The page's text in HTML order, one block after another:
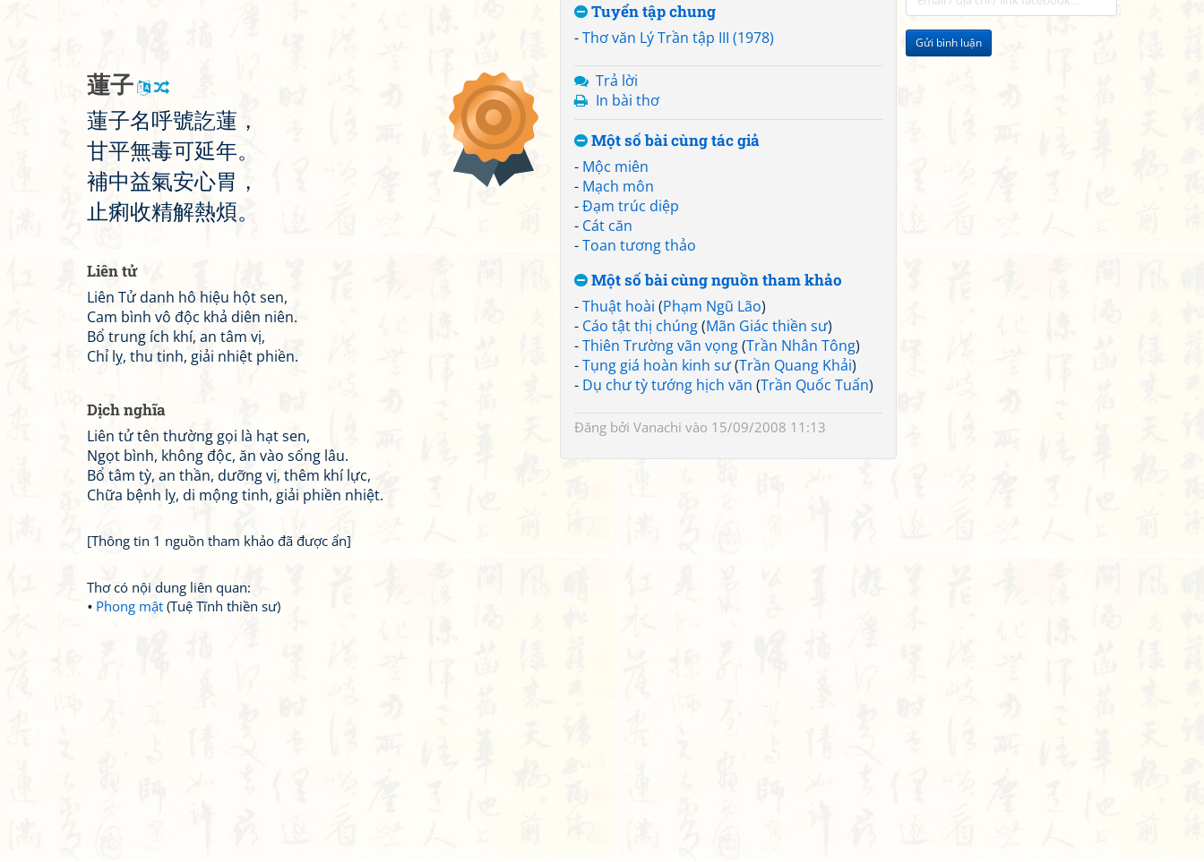
Gửi bình luận
Tuyển tập chung
-Thơ văn Lý Trần tập III (1978)
Trả lời
In bài thơ
Một số bài cùng tác giả
- Mộc miên
- Mạch môn
-Đạm trúc diệp
- Cát căn
-Toan tương thảo
Một số bài cùng nguồn tham khảo
-Thuật hoài (Phạm Ngũ Lão)
- Cáo tật thị chúng(Mãn Giác thiền sư)
-Thiên Trường vãn vọng(Trần Nhân Tông)
-Tụng giá hoàn kinh sư(Trần Quang Khải)
- Dụ chư tỳ tướng hịch văn (Trần Quốc Tuấn)
Đăng bởi Vanachi vào 15/09/2008 11:13
蓮子
蓮子名呼號訖蓮 ，
甘平無毒可延年。
補中益氣安心胃 ，
止痢收精解熱煩。
Liên tử
Liên Tử danh hô hiệu hột sen,
Cam bình vô độc khả diên niên.
Bổ trung ích khí, an tâm vị,
Chỉ lỵ, thu tinh, giải nhiệt phiền.
Dịch nghĩa
Liên tử tên thường gọi là hạt sen,
Ngọt bình, không độc, ăn vào sống lâu.
Bổ tâm tỳ, an thần, dưỡng vị, thêm khí lực,
Chữa bệnh lỵ, di mộng tinh, giải phiền nhiệt.
[Thông tin 1 nguồn tham khảo đã được ẩn]
Thơ có nội dung liên quan:
Phong mật (Tuệ Tĩnh thiền sư)